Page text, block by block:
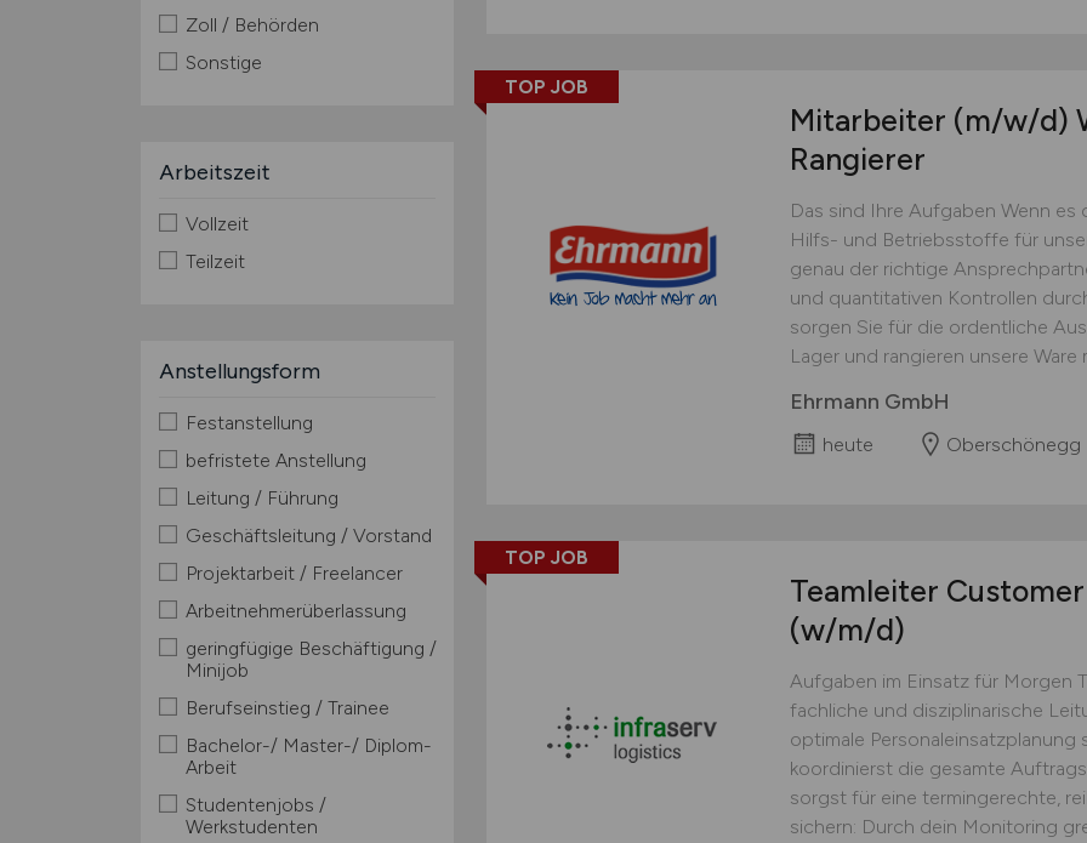
Zoll / Behörden
Sonstige
Arbeitszeit
Vollzeit
Teilzeit
Anstellungsform
Festanstellung
befristete Anstellung
Leitung / Führung
Geschäftsleitung / Vorstand
Projektarbeit / Freelancer
Arbeitnehmerüberlassung
geringfügige Beschäftigung /
Minijob
Berufseinstieg / Trainee
Bachelor-/ Master-/ Diplom-
Arbeit
Studentenjobs /
Werkstudenten
TOP JOB
Mitarbeiter (m/w/d)
Rangierer
Das sind Ihre Aufgaben Wenn
Hilfs- und Betriebsstoffe für
genau der richtige
und quantitativen Kontrollen
sorgen Sie für die ordentliche
Lager und rangieren unsere Ware
Ehrmann GmbH
heute Oberschönegg
TOP JOB
Teamleiter
(w/m/d)
Aufgaben im Einsatz für Morgen
fachliche und disziplinarische
optimale Personaleinsatzplanung
koordinierst die gesamte
sorgst für eine termingerechte,
sichern: Durch dein Monitoring